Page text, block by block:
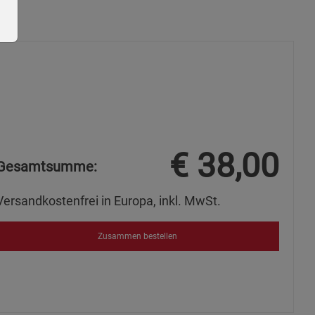
€ 38,00
in Europa, inkl. MwSt.
Zusammen bestellen